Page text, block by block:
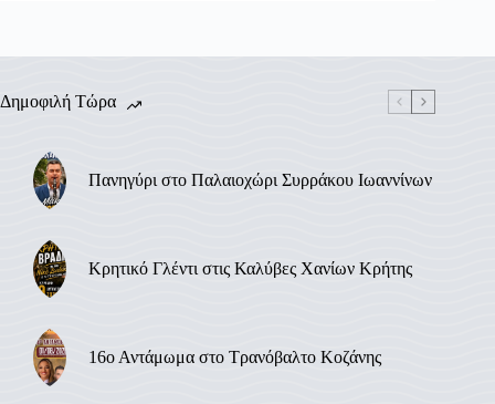
Δημοφιλή Τώρα
Πανηγύρι στο Παλαιοχώρι Συρράκου Ιωαννίνων
Κρητικό Γλέντι στις Καλύβες Χανίων Κρήτης
16ο Αντάμωμα στο Τρανόβαλτο Κοζάνης